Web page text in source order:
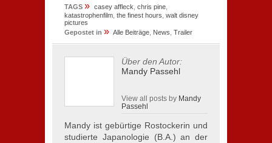
TAGS » casey affleck chris pine
katastrophenfilm the finest hours walt disney
pictures
Gepostet in » Alle Beiträge News Trailer
Über den Autor:
Mandy Passehl
View all posts by Mandy
Passehl
Mandy ist gebürtige Rostockerin und
studierte Japanologie (B.A.) an der